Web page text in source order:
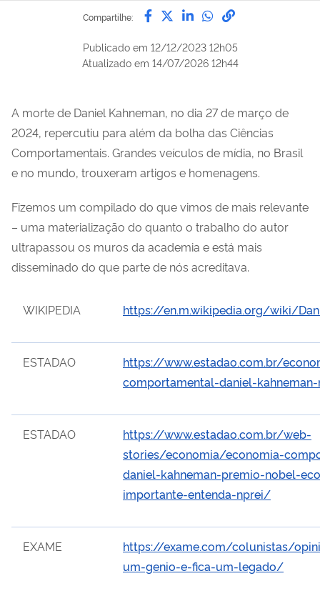
Compartilhe: Compartilhe por Facebook
Compartilhe por Twitter
Compartilhe por
Compartilhe
link para
Publicado em 12/12/2023 12h05
Atualizado em 14/07/2026 12h44
A morte de Daniel Kahneman, no dia 27 de março de
2024, repercutiu para além da bolha das Ciências
Comportamentais. Grandes veículos de mídia, no Brasil
e no mundo, trouxeram artigos e homenagens.
Fizemos um compilado do que vimos de mais relevante
– uma materialização do quanto o trabalho do autor
ultrapassou os muros da academia e está mais
disseminado do que parte de nós acreditava.
WIKIPEDIA https://en.m.wikipedia.org/wiki/
ESTADAO
https://www.estadao.com.br/
comportamental-daniel-
ESTADAO
https://www.estadao.com.br/web-
stories/economia/economia-
daniel-kahneman-premio-nobel-
importante-entenda-nprei/
EXAME
https://exame.com/colunistas/
um-genio-e-fica-um-legado/